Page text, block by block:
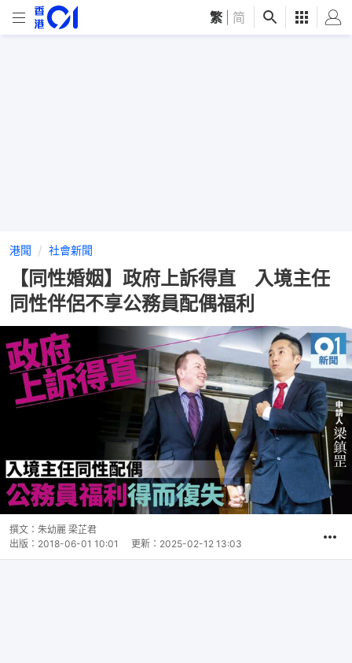
繁 简
港聞 社會新聞
【同性婚姻】政府上訴得直 入境主任
同性伴侶不享公務員配偶福利
撰文： 朱幼麗 梁芷君
出版： 2018-06-01 10:01 更新： 2025-02-12 13:03